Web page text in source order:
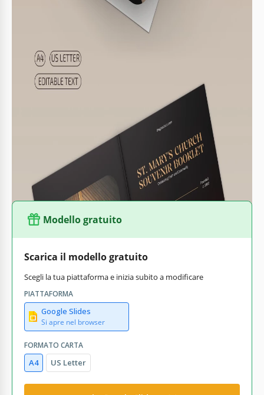
Racconta di Più sulla Tua Comunità
Puoi aggiungere qualsiasi informazione su entrambi i lati di
La data di fondazione della chiesa e le intestazioni.
Informazioni di contatto e orari di servizio.
Parole di presentazione per i parrocchiani e una breve
Informazioni sulla comunità e sugli eventi.
Non hai bisogno di competenze speciali per compilare il
modello, quindi chiunque può lavorarci. Trova più modelli di
libretti premium e gratuiti su
TheGoodocs.
Modello gratuito
Scarica il modello gratuito
Scegli la tua piattaforma e inizia subito a modificare
PIATTAFORMA
Google Slides
Si apre nel browser
FORMATO CARTA
A4 US Letter